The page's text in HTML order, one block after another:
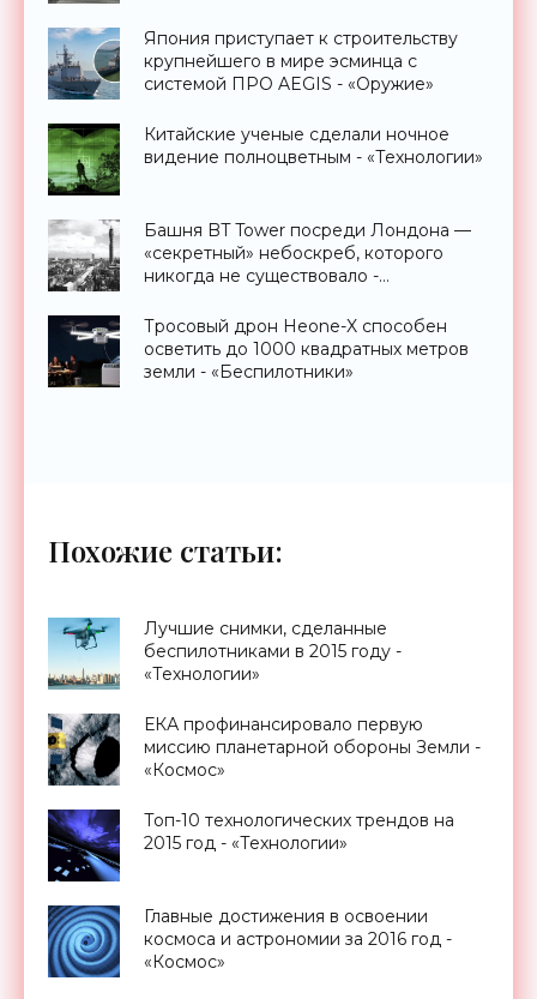
Япония приступает к строительству
крупнейшего в мире эсминца с
системой ПРО AEGIS - «Оружие»
Китайские ученые сделали ночное
видение полноцветным - «Технологии»
Башня BT Tower посреди Лондона —
«секретный» небоскреб, которого
никогда не существовало -
Тросовый дрон Heone-X способен
осветить до 1000 квадратных метров
земли - «Беспилотники»
Похожие статьи:
Лучшие снимки, сделанные
беспилотниками в 2015 году -
«Технологии»
ЕКА профинансировало первую
миссию планетарной обороны Земли -
«Космос»
Топ-10 технологических трендов на
2015 год - «Технологии»
Главные достижения в освоении
космоса и астрономии за 2016 год -
«Космос»